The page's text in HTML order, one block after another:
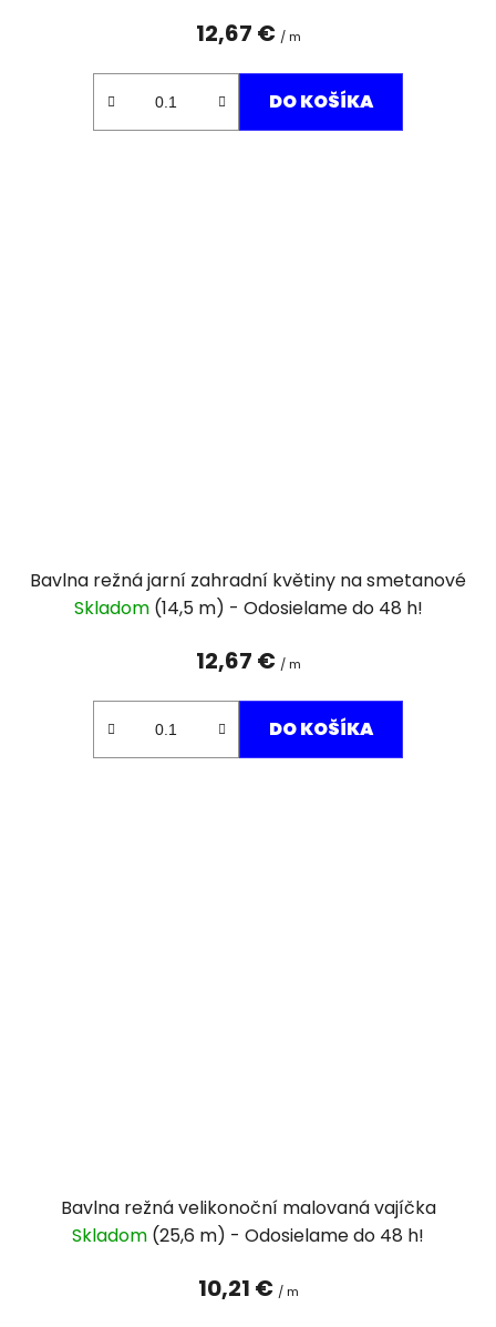
12,67 € / m
DO KOŠÍKA
Bavlna režná jarní zahradní květiny na smetanové
Skladom (14,5 m)
12,67 € / m
DO KOŠÍKA
Bavlna režná velikonoční malovaná vajíčka
Skladom (25,6 m)
10,21 € / m